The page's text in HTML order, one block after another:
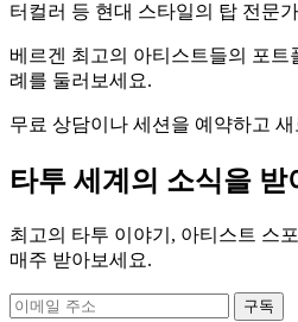
터컬러 등 현대 스타일의 탑 전문
베르겐 최고의 아티스트들의 포트
례를 둘러보세요.
무료 상담이나 세션을 예약하고
타투 세계의 소식을 받
최고의 타투 이야기, 아티스트 스
매주 받아보세요.
구독